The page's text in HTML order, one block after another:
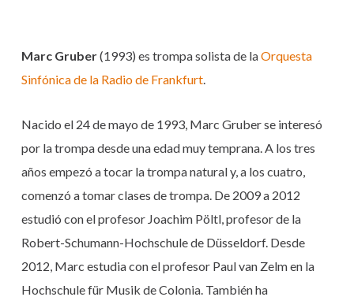
Marc Gruber(1993) es trompa solista de laOrquesta
Sinfónica de la Radio de Frankfurt.
Nacido el 24 de mayo de 1993, Marc Gruber se interesó
por la trompa desde una edad muy temprana. A los tres
años empezó a tocar la trompa natural y, a los cuatro,
comenzó a tomar clases de trompa. De 2009 a 2012
estudió con el profesor Joachim Pöltl, profesor de la
Robert-Schumann-Hochschule de Düsseldorf. Desde
2012, Marc estudia con el profesor Paul van Zelm en la
Hochschule für Musik de Colonia. También ha